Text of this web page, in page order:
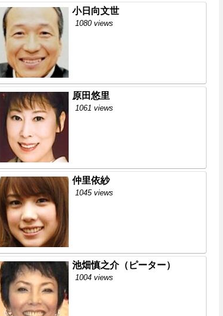
小日向文世
1080 views
原田悠里
1061 views
仲里依紗
1045 views
池畑慎之介（ピーター）
1004 views